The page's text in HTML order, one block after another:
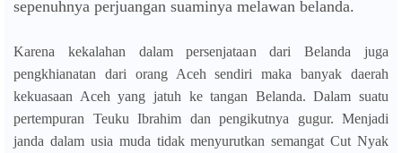
sepenuhnya perjuangan suaminya melawan belanda.
Karena kekalahan dalam persenjataan dari Belanda juga
pengkhianatan dari orang Aceh sendiri maka banyak daerah
kekuasaan Aceh yang jatuh ke tangan Belanda. Dalam suatu
pertempuran Teuku Ibrahim dan pengikutnya gugur. Menjadi
janda dalam usia muda tidak menyurutkan semangat Cut Nyak